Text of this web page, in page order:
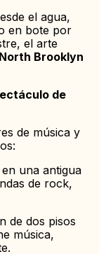
el agua,
en bote por
el arte
North Brooklyn
de
de música y
una antigua
de rock,
de dos pisos
música,